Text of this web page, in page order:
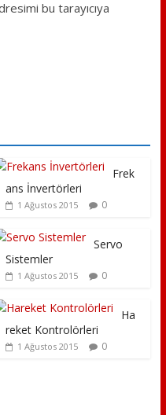
bu tarayıcıya
Frek
ans İnvertörleri
1 Ağustos 2015 0
Servo
Sistemler
1 Ağustos 2015 0
Ha
reket Kontrolörleri
1 Ağustos 2015 0